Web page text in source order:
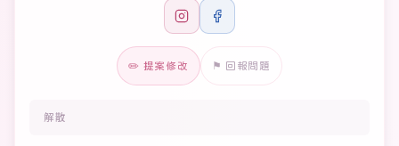
✏️ 提案修改 ⚑ 回報問題
解散